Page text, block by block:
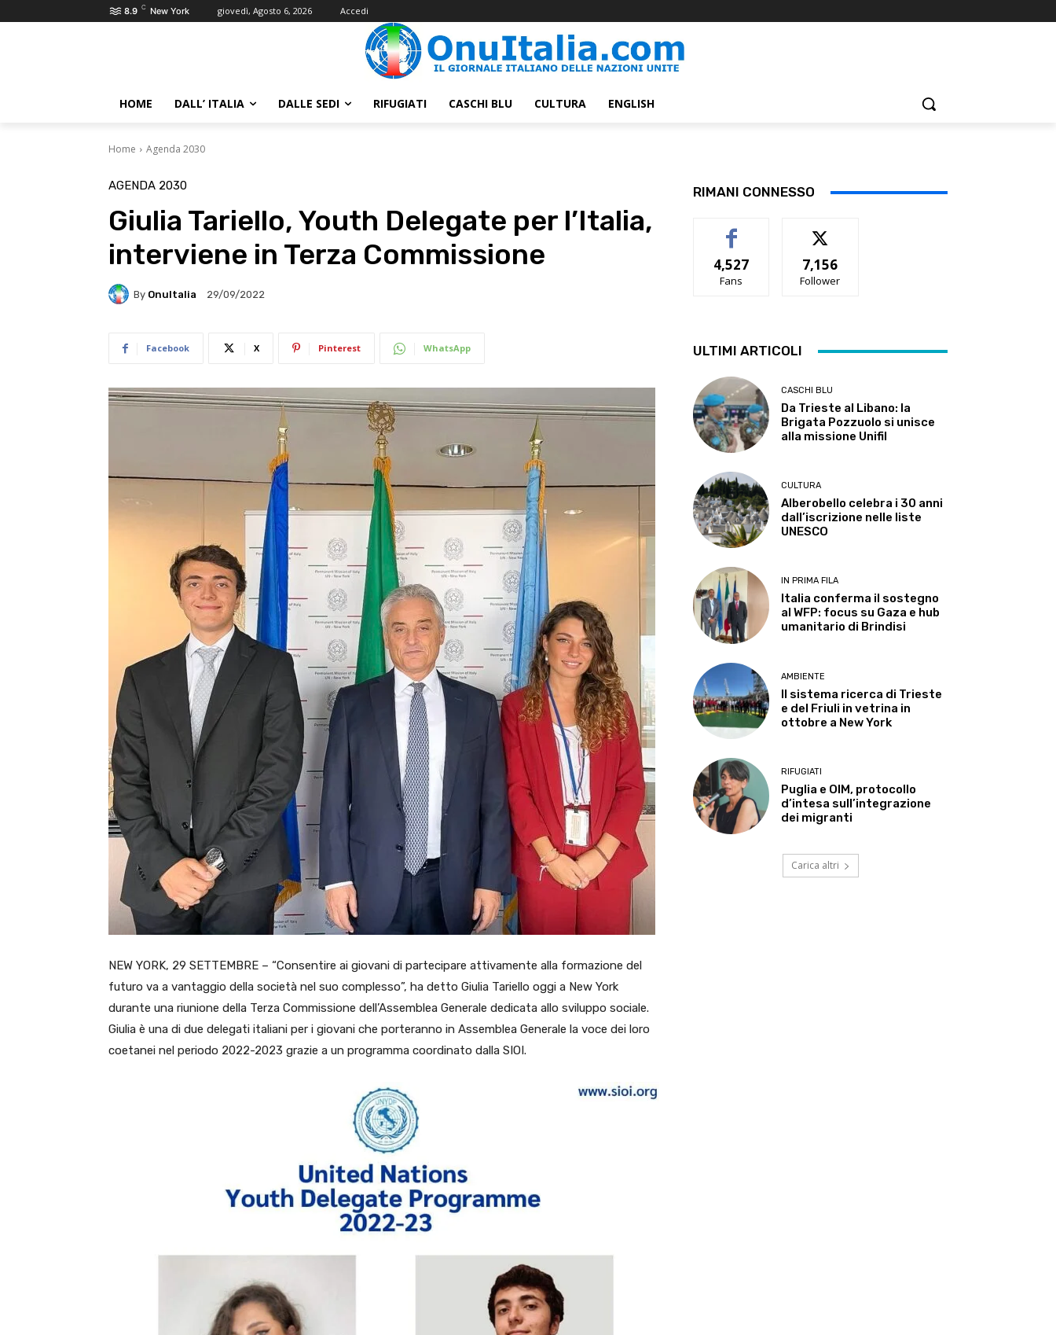
8.9 C New York giovedì, Agosto 6, 2026 Accedi
HOME DALL’ ITALIA DALLE SEDI RIFUGIATI CASCHI BLU CULTURA ENGLISH
Home Agenda 2030
AGENDA 2030
Giulia Tariello, Youth Delegate per l’Italia,
interviene in Terza Commissione
By OnuItalia 29/09/2022
Facebook X Pinterest WhatsApp
NEW YORK, 29 SETTEMBRE – “Consentire ai giovani di partecipare attivamente alla formazione del
futuro va a vantaggio della società nel suo complesso”, ha detto Giulia Tariello oggi a New York
durante una riunione della Terza Commissione dell’Assemblea Generale dedicata allo sviluppo sociale.
Giulia è una di due delegati italiani per i giovani che porteranno in Assemblea Generale la voce dei loro
coetanei nel periodo 2022-2023 grazie a un programma coordinato dalla SIOI.
RIMANI CONNESSO
4,527
Fans
7,156
Follower
ULTIMI ARTICOLI
CASCHI BLU
Da Trieste al Libano: la
Brigata Pozzuolo si unisce
alla missione Unifil
CULTURA
Alberobello celebra i 30 anni
dall’iscrizione nelle liste
UNESCO
IN PRIMA FILA
Italia conferma il sostegno
al WFP: focus su Gaza e hub
umanitario di Brindisi
AMBIENTE
Il sistema ricerca di Trieste
e del Friuli in vetrina in
ottobre a New York
RIFUGIATI
Puglia e OIM, protocollo
d’intesa sull’integrazione
dei migranti
Carica altri